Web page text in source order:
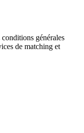
conditions générales
de matching et